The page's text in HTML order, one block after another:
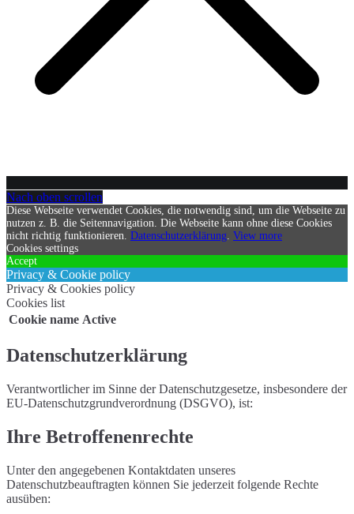
Nach oben scrollen
Diese Webseite verwendet Cookies, die notwendig sind, um die Webseite zu
nutzen z. B. die Seitennavigation. Die Webseite kann ohne diese Cookies
nicht richtig funktionieren. Datenschutzerklärung. View more
Cookies settings
Accept
Privacy & Cookie policy
Privacy & Cookies policy
Cookies list
Cookie name Active
Datenschutzerklärung
Verantwortlicher im Sinne der Datenschutzgesetze, insbesondere der
EU-Datenschutzgrundverordnung (DSGVO), ist:
Ihre Betroffenenrechte
Unter den angegebenen Kontaktdaten unseres
Datenschutzbeauftragten können Sie jederzeit folgende Rechte
ausüben: